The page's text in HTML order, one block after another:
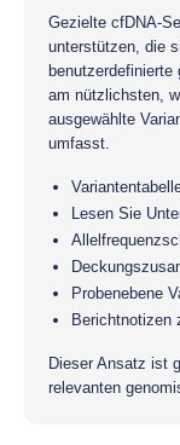
Gezielte cfDNA-
unterstützen, die
am nützlichsten,
ausgewählte
umfasst.
Lesen Sie
Probenebene
Berichtnotizen
Dieser Ansatz ist
relevanten